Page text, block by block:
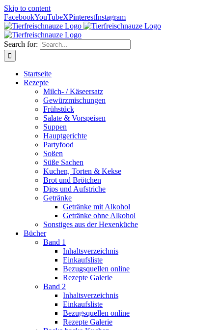
Skip to content
FacebookYouTubeXPinterestInstagram
Search for:
Startseite
Rezepte
Milch- / Käseersatz
Gewürzmischungen
Frühstück
Salate & Vorspeisen
Suppen
Hauptgerichte
Partyfood
Soßen
Süße Sachen
Kuchen, Torten & Kekse
Brot und Brötchen
Dips und Aufstriche
Getränke
Getränke mit Alkohol
Getränke ohne Alkohol
Sonstiges aus der Hexenküche
Bücher
Band 1
Inhaltsverzeichnis
Einkaufsliste
Bezugsquellen online
Rezepte Galerie
Band 2
Inhaltsverzeichnis
Einkaufsliste
Bezugsquellen online
Rezepte Galerie